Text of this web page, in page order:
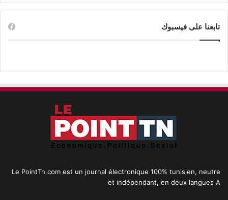
تابعنا على فيسبوك
Le PointTn.com est un journal électronique 100% tunisien, neutre
et indépendant, en deux langues A